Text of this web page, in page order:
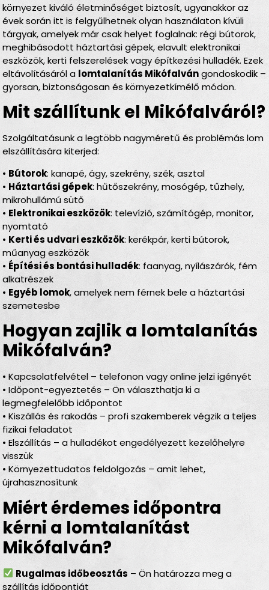
környezet kiváló életminőséget biztosít, ugyanakkor az
évek során itt is felgyűlhetnek olyan használaton kívüli
tárgyak, amelyek már csak helyet foglalnak: régi bútorok,
meghibásodott háztartási gépek, elavult elektronikai
eszközök, kerti felszerelések vagy építkezési hulladék. Ezek
eltávolításáról a lomtalanítás Mikófalvángondoskodik –
gyorsan, biztonságosan és környezetkímélő módon.
Mit szállítunk el Mikófalváról?
Szolgáltatásunk a legtöbb nagyméretű és problémás lom
elszállítására kiterjed:
• Bútorok: kanapé, ágy, szekrény, szék, asztal
• Háztartási gépek: hűtőszekrény, mosógép, tűzhely,
mikrohullámú sütő
• Elektronikai eszközök: televízió, számítógép, monitor,
nyomtató
• Kerti és udvari eszközök: kerékpár, kerti bútorok,
műanyag eszközök
• Építési és bontási hulladék: faanyag, nyílászárók, fém
alkatrészek
• Egyéb lomok, amelyek nem férnek bele a háztartási
szemetesbe
Hogyan zajlik a lomtalanítás
Mikófalván?
• Kapcsolatfelvétel – telefonon vagy online jelzi igényét
• Időpont-egyeztetés – Ön választhatja ki a
legmegfelelőbb időpontot
• Kiszállás és rakodás – profi szakemberek végzik a teljes
fizikai feladatot
• Elszállítás – a hulladékot engedélyezett kezelőhelyre
visszük
• Környezettudatos feldolgozás – amit lehet,
újrahasznosítunk
Miért érdemes időpontra
kérni a lomtalanítást
Mikófalván?
Rugalmas időbeosztás – Ön határozza meg a
szállítás időpontját